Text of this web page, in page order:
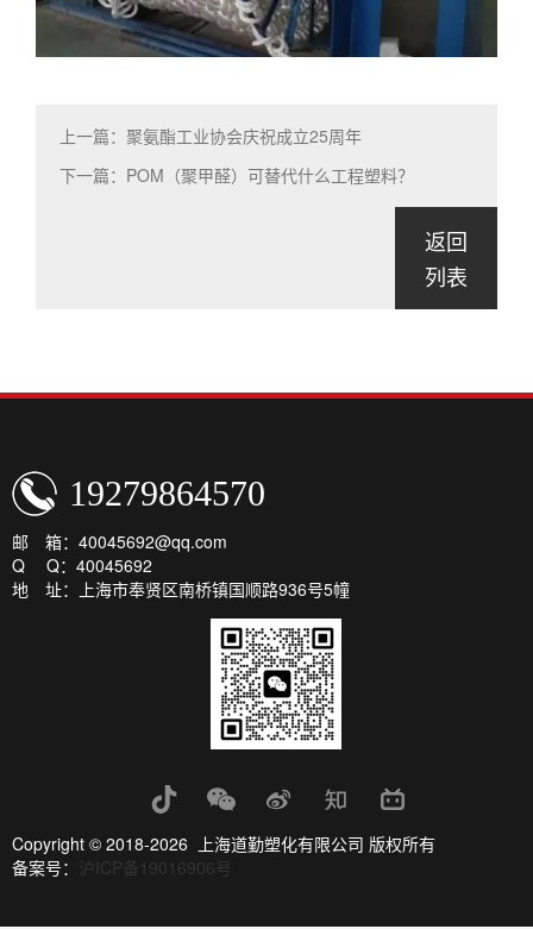
上一篇：聚氨酯工业协会庆祝成立25周年
下一篇：POM（聚甲醛）可替代什么工程塑料？
返回
列表
19279864570
邮 箱：40045692@qq.com
Q Q：40045692
地 址：上海市奉贤区南桥镇国顺路936号5幢
Copyright © 2018-2026 上海道勤塑化有限公司 版权所有
备案号： 沪ICP备19016906号